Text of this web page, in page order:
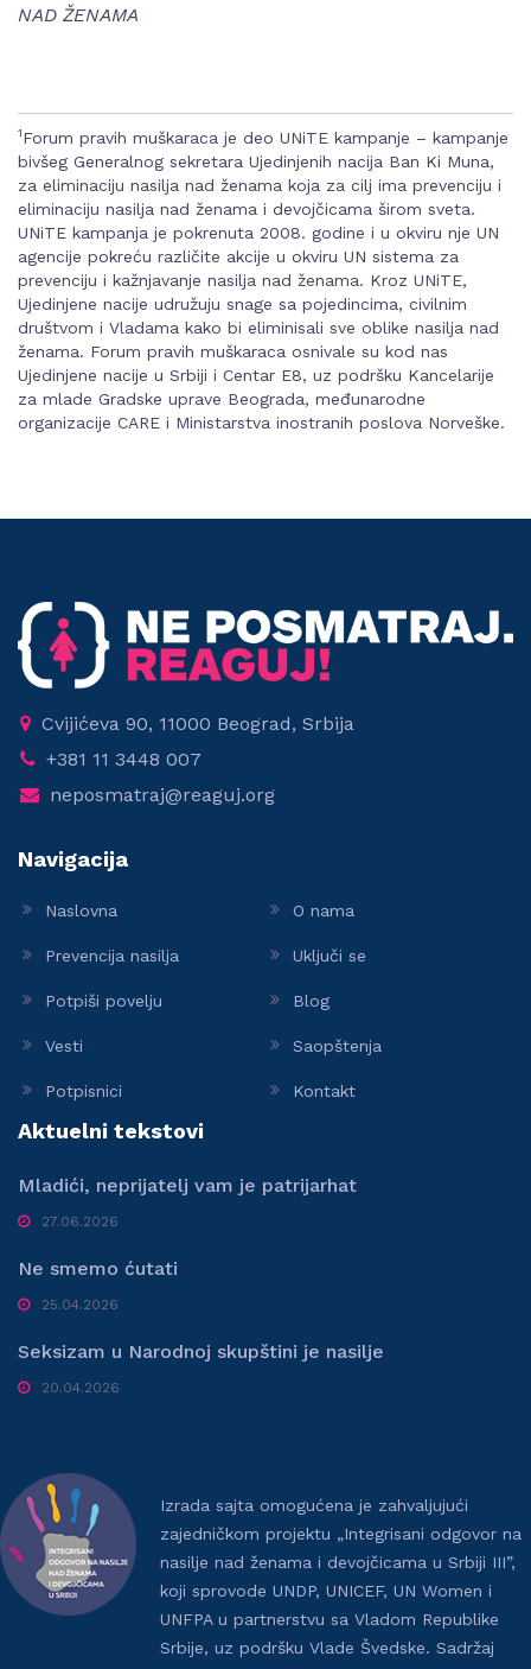
NAD ŽENAMA
1Forum pravih muškaraca je deo UNiTE kampanje – kampanje
bivšeg Generalnog sekretara Ujedinjenih nacija Ban Ki Muna,
za eliminaciju nasilja nad ženama koja za cilj ima prevenciju i
eliminaciju nasilja nad ženama i devojčicama širom sveta.
UNiTE kampanja je pokrenuta 2008. godine i u okviru nje UN
agencije pokreću različite akcije u okviru UN sistema za
prevenciju i kažnjavanje nasilja nad ženama. Kroz UNiTE,
Ujedinjene nacije udružuju snage sa pojedincima, civilnim
društvom i Vladama kako bi eliminisali sve oblike nasilja nad
ženama. Forum pravih muškaraca osnivale su kod nas
Ujedinjene nacije u Srbiji i Centar E8, uz podršku Kancelarije
za mlade Gradske uprave Beograda, međunarodne
organizacije CARE i Ministarstva inostranih poslova Norveške.
Cvijićeva 90, 11000 Beograd, Srbija
+381 11 3448 007
neposmatraj@reaguj.org
Navigacija
Naslovna O nama
Prevencija nasilja Uključi se
Potpiši povelju Blog
Vesti Saopštenja
Potpisnici Kontakt
Aktuelni tekstovi
Mladići, neprijatelj vam je patrijarhat
27.06.2026
Ne smemo ćutati
25.04.2026
Seksizam u Narodnoj skupštini je nasilje
20.04.2026
Izrada sajta omogućena je zahvaljujući
zajedničkom projektu „Integrisani odgovor na
nasilje nad ženama i devojčicama u Srbiji III”,
koji sprovode UNDP, UNICEF, UN Women i
UNFPA u partnerstvu sa Vladom Republike
Srbije, uz podršku Vlade Švedske. Sadržaj